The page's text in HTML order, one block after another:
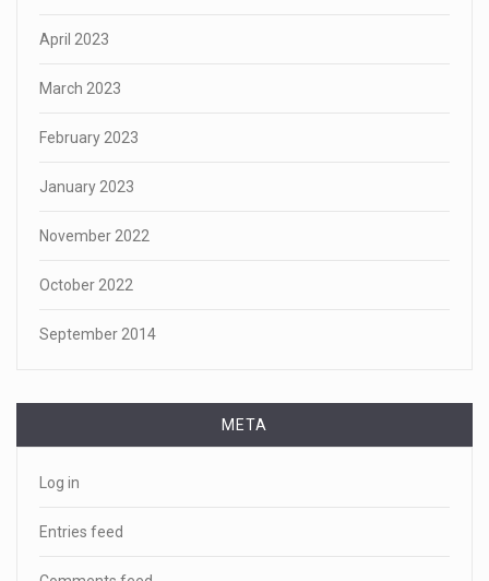
April 2023
March 2023
February 2023
January 2023
November 2022
October 2022
September 2014
META
Log in
Entries feed